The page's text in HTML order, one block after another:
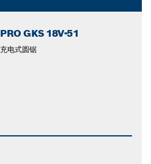
PRO GKS 18V-51
充电式圆锯